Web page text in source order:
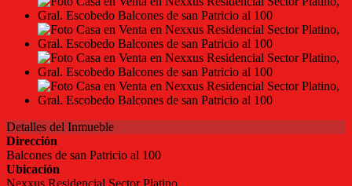
Detalles del Inmueble
Dirección
Balcones de san Patricio al 100
Ubicación